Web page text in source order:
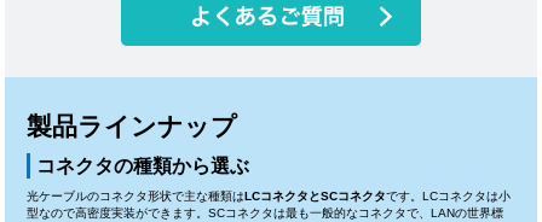
製品ラインナップ
コネクタの種類から選ぶ
光ケーブルのコネクタ形状で主な種類はLCコネクタとSCコネクタです。LCコネクタは小
型なので高密度実装ができます。SCコネクタは最も一般的なコネクタで、LANの世界標